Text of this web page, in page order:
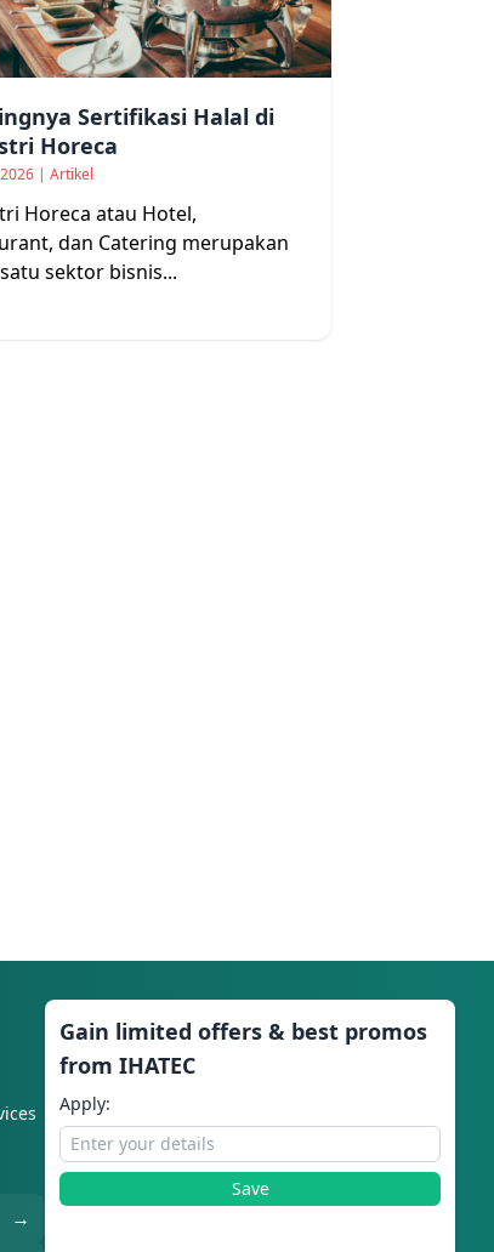
Sertifikasi Halal di
Horeca
2026 | Artikel
Horeca atau Hotel,
dan Catering merupakan
sektor bisnis...
→
Gain limited offers & best promos
from IHATEC
Apply:
Save